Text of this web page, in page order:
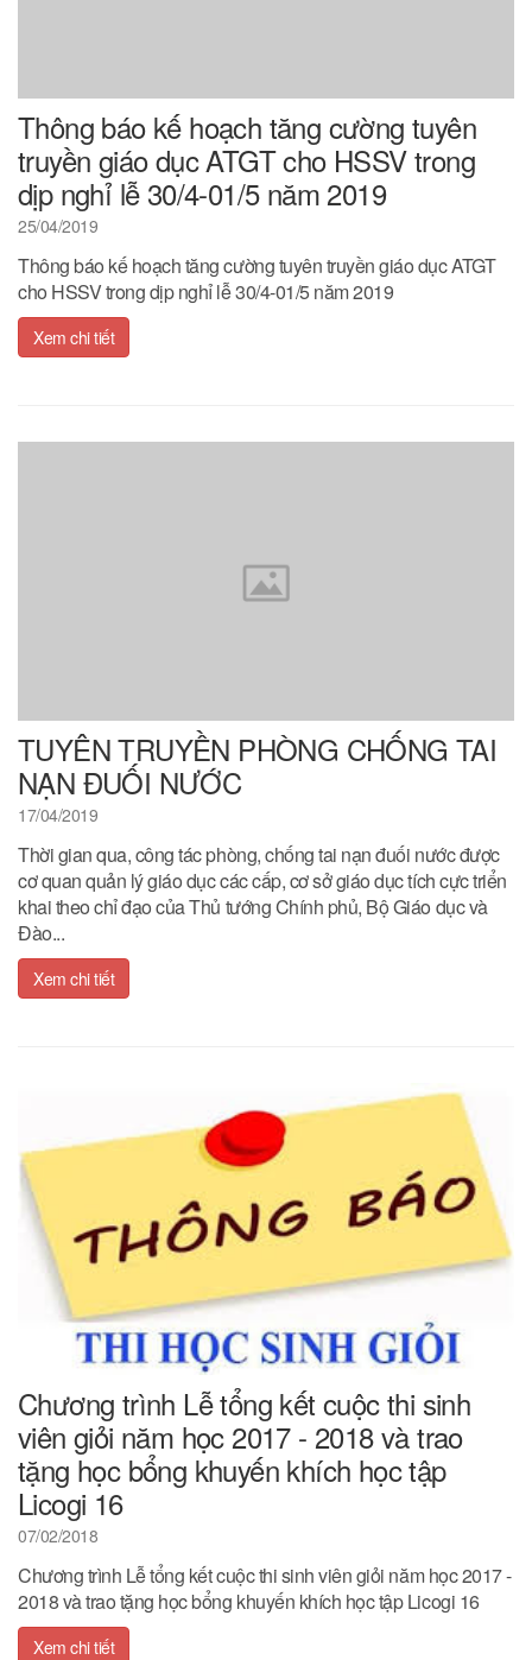
Thông báo kế hoạch tăng cường tuyên
truyền giáo dục ATGT cho HSSV trong
dịp nghỉ lễ 30/4-01/5 năm 2019
25/04/2019
Thông báo kế hoạch tăng cường tuyên truyền giáo dục ATGT
cho HSSV trong dịp nghỉ lễ 30/4-01/5 năm 2019
Xem chi tiết
TUYÊN TRUYỀN PHÒNG CHỐNG TAI
NẠN ĐUỐI NƯỚC
17/04/2019
Thời gian qua, công tác phòng, chống tai nạn đuối nước được
cơ quan quản lý giáo dục các cấp, cơ sở giáo dục tích cực triển
khai theo chỉ đạo của Thủ tướng Chính phủ, Bộ Giáo dục và
Đào...
Xem chi tiết
Chương trình Lễ tổng kết cuộc thi sinh
viên giỏi năm học 2017 - 2018 và trao
tặng học bổng khuyến khích học tập
Licogi 16
07/02/2018
Chương trình Lễ tổng kết cuộc thi sinh viên giỏi năm học 2017 -
2018 và trao tặng học bổng khuyến khích học tập Licogi 16
Xem chi tiết